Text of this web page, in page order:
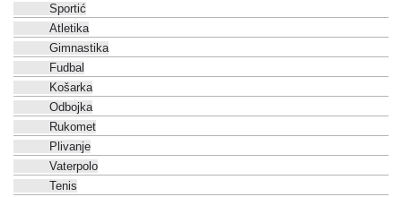
Sportić
Atletika
Gimnastika
Fudbal
Košarka
Odbojka
Rukomet
Plivanje
Vaterpolo
Tenis